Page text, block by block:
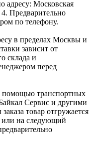
адресу: Московская
Предварительно
по телефону.
в пределах Москвы и
зависит от
склада и
перед
помощью транспортных
Сервис и другими
товар отгружается
или на следующий